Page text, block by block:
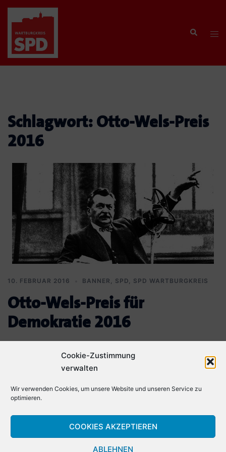
Cookie-Zustimmung
verwalten
Wir verwenden Cookies, um unsere Website und unseren Service zu
optimieren.
COOKIES AKZEPTIEREN
ABLEHNEN
Zum
springen
Search
Schlagwort:Otto-Wels-Preis
2016
10. FEBRUAR 2016 BANNER , SPD, SPD WARTBURGKREIS
Otto-Wels-Preis für
Demokratie 2016
Die SPD-Bundestagsfraktion verleiht in diesem Jahr zum vierten Mal
den „Otto-Wels-Preis für Demokratie“. Jugendliche und junge